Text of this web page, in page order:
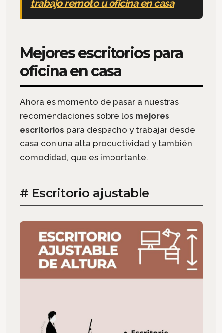
trabajo remoto u oficina en casa
Mejores escritorios para
oficina en casa
Ahora es momento de pasar a nuestras
recomendaciones sobre los mejores
escritorios para despacho y trabajar desde
casa con una alta productividad y también
comodidad, que es importante.
# Escritorio ajustable